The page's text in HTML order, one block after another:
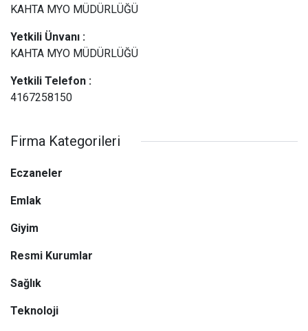
KAHTA MYO MÜDÜRLÜĞÜ
Yetkili Ünvanı :
KAHTA MYO MÜDÜRLÜĞÜ
Yetkili Telefon :
4167258150
Firma Kategorileri
Eczaneler
Emlak
Giyim
Resmi Kurumlar
Sağlık
Teknoloji